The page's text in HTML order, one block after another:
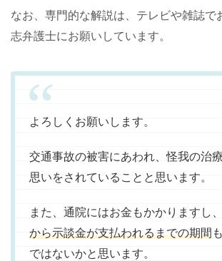
なお、専門的な解説は、テレビや雑誌で
志弁護士にお願いしています。
よろしくお願いします。
交通事故の被害にあわれ、怪我の治
思いをされていることと思います。
また、通院にはお金もかかりますし、
から示談金が支払われるまでの期間
ではないかと思います。